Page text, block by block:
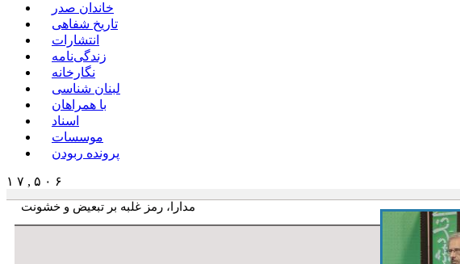
خاندان صدر
تاریخ شفاهی
انتشارات
زندگی‌نامه
نگارخانه
لبنان شناسی
با همراهان
اسناد
موسسات
پرونده ربودن
۱ ۷ , ۵ ۰ ۶
مدارا، رمز غلبه بر تبعیض و خشونت